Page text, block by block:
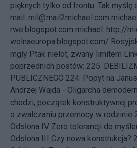
pięknych tylko od frontu. Tak myślę
mail: mil@mail2michael.com
rwe.blogspot.com michael: http://
wolnaeuropa.blogspot.com/
mgły Ptak nielot, zwany limitem
poprzednich postów: 225.
PUBLICZNEGO 224. Popyt na
Andrzej Wajda - Oligarcha
chodzi, początek konstruktywnej
o zwalczaniu przemocy w rodzinie
Odsłona IV Zero tolerancji do
Odsłona III Czy nowa konstrukcja?